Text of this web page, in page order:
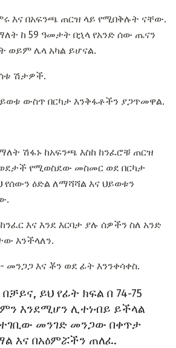
እና በአፍንጫ ጠርዝ ላይ የሚበቅሉት ናቸው.
ከ 59 ዓመታት በኋላ የአንድ ሰው ጤናን
ወይም ሌላ አካል ይሆናል.
ሽታዎች.
ውስጥ በርካታ እንቅፋቶችን ያጋጥመዋል.
ሽፋኑ ከአፍንጫ እስከ ከንፈሮቹ ጠርዝ
የሚወስደው መስመር ወደ በርካታ
ዕድል ለማሻሻል እና ህይወቱን
እና እንደ እርባታ ያሉ ሰዎችን ስለ አንድ
እንችላለን.
መንጋጋ እና ቾን ወደ ፊት እንንቀሳቀስ.
ይህ የፊት ክፍል በ 74-75
እንደሚሆን ሊተነብይ ይችላል
መንገድ መንጋው በቀጥታ
እና በአዕምሯችን ጠለፈ.